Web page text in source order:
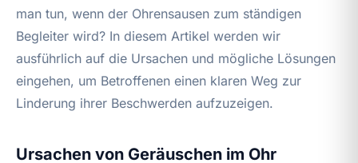
man tun, wenn der Ohrensausen zum ständigen
Begleiter wird? In diesem Artikel werden wir
ausführlich auf die Ursachen und mögliche Lösungen
eingehen, um Betroffenen einen klaren Weg zur
Linderung ihrer Beschwerden aufzuzeigen.
Ursachen von Geräuschen im Ohr